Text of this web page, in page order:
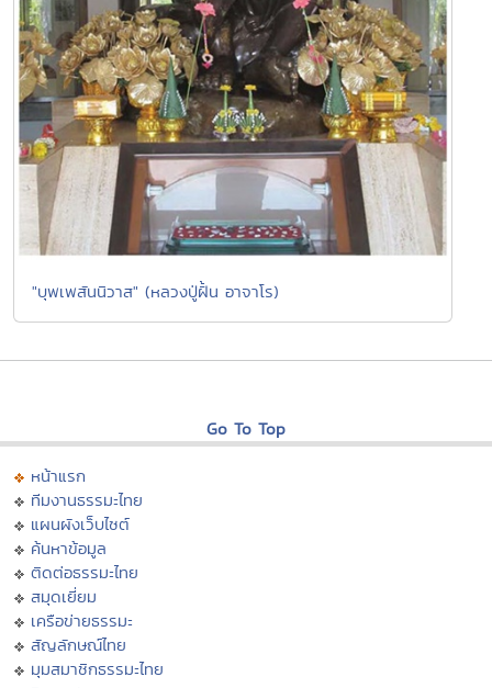
"บุพเพสันนิวาส" (หลวงปู่ฝั้น อาจาโร)
Go To Top
หน้าแรก
ทีมงานธรรมะไทย
แผนผังเว็บไซต์
ค้นหาข้อมูล
ติดต่อธรรมะไทย
สมุดเยี่ยม
เครือข่ายธรรมะ
สัญลักษณ์ไทย
มุมสมาชิกธรรมะไทย